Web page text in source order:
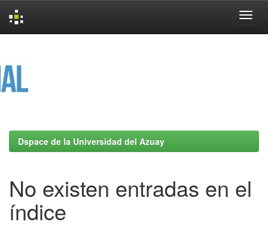
Dspace de la Universidad del Azuay
No existen entradas en el
índice